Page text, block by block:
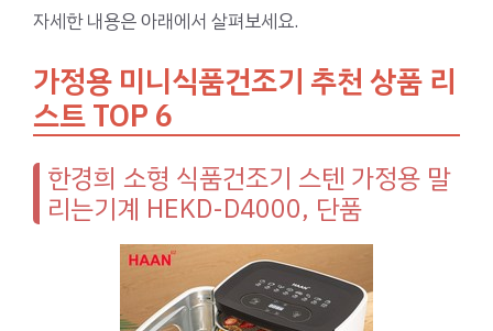
자세한 내용은 아래에서 살펴보세요.
가정용 미니식품건조기 추천 상품 리
스트 TOP 6
한경희 소형 식품건조기 스텐 가정용 말
리는기계 HEKD-D4000, 단품